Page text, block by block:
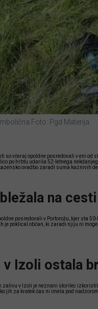
Foto: Pgd Materija
so včeraj opoldne posredovali v eni
po hrbtu udarila 52-letnega
ovadbo zaradi suma kaznivih
na cesti
posredovali v Portorožu, kjer sta
je poklical občan, ki zaradi njiju ni
v Izoli ostala
zalivu v Izoli je neznani storilec
jih za kratek čas ni imela pod